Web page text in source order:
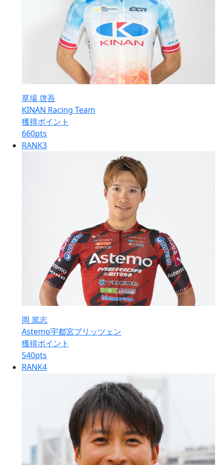
草場 啓吾
KINAN Racing Team
獲得ポイント
660pts
RANK3
岡 篤志
Astemo宇都宮ブリッツェン
獲得ポイント
540pts
RANK4